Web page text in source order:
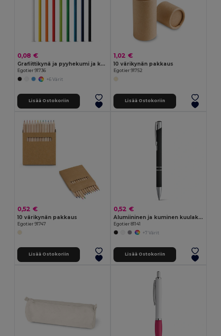
0,08 €
Grafiittikynä ja pyyhekumi ja kovuus HB
Egotier 91736
+6 Värit
Lisää Ostokoriin
1,02 €
10 värikynän pakkaus
Egotier 91752
Lisää Ostokoriin
0,52 €
10 värikynän pakkaus
Egotier 91747
Lisää Ostokoriin
0,52 €
Alumiininen ja kuminen kuulakynä
Egotier 81141
+7 Värit
Lisää Ostokoriin